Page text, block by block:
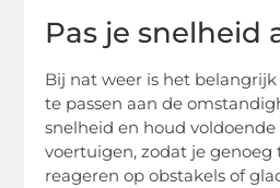
Pas je snelheid
Bij nat weer is het
te passen aan de
snelheid en houd
voertuigen, zodat je
reageren op obstakels of